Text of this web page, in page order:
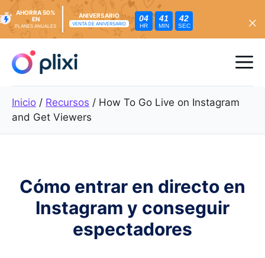
contenido
AHORRA 50%
EN
PLANES ANUALES
ANIVERSARIO
VENTA DE ANIVERSARIO
04
HR
41
MIN
40
SEC
Inicio / Recursos / How To Go Live on Instagram
and Get Viewers
Cómo entrar en directo en
Instagram y conseguir
espectadores